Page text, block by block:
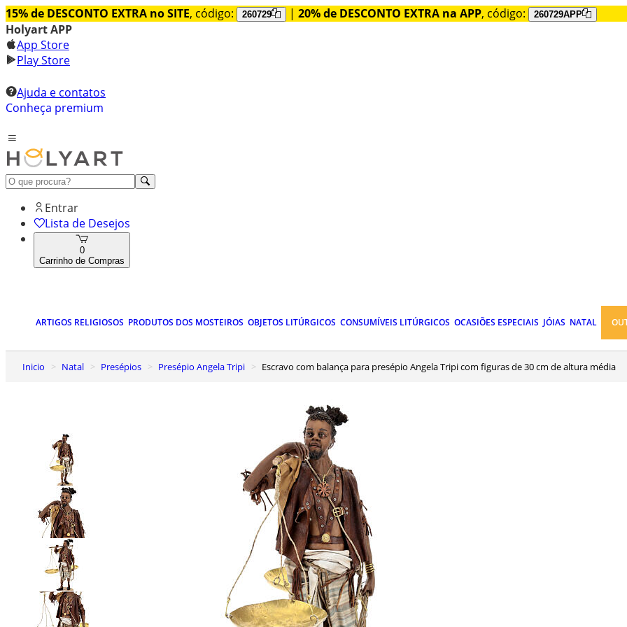
15% de DESCONTO EXTRA no SITE, código: 260729 | 20% de DESCONTO EXTRA na APP, código: 260729APP
Holyart APP
App Store
Play Store
Ajuda e contatos
Conheça premium
Entrar
Lista de Desejos
0
Carrinho de Compras
ARTIGOS RELIGIOSOS PRODUTOS DOS MOSTEIROS OBJETOS LITÚRGICOS CONSUMÍVEIS LITÚRGICOS OCASIÕES ESPECIAIS JÓIAS NATAL
Inicio Natal Presépios Presépio Angela Tripi Escravo com balança para presépio Angela Tripi com figuras de 30 cm de altura média